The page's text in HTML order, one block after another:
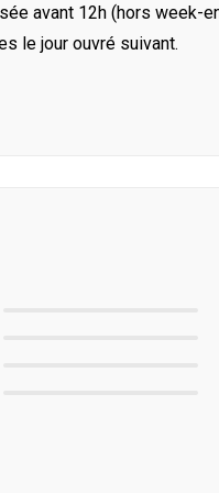
avant 12h (hors week-
le jour ouvré suivant.